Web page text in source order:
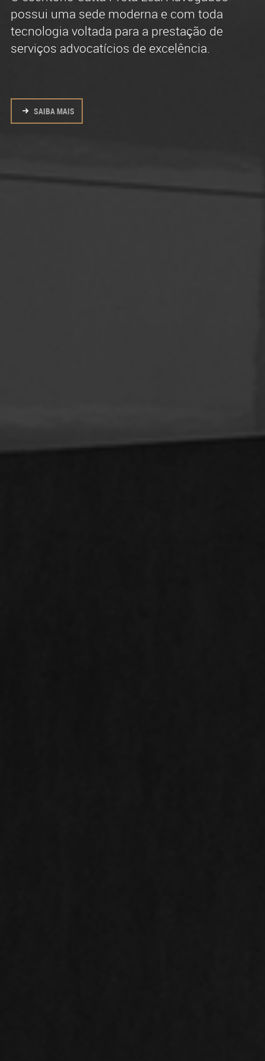
possui uma sede moderna e com toda
tecnologia voltada para a prestação de
serviços advocatícios de excelência.
SAIBA MAIS
formado por profissionais experientes, com
intensa atividade na advocacia em todas
regiões do Brasil.
advocacia contenciosa e consultiva.